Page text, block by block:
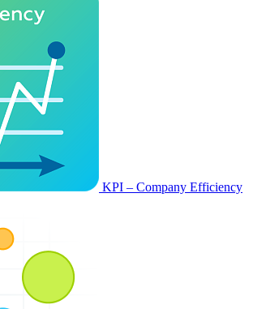
KPI – Company Efficiency